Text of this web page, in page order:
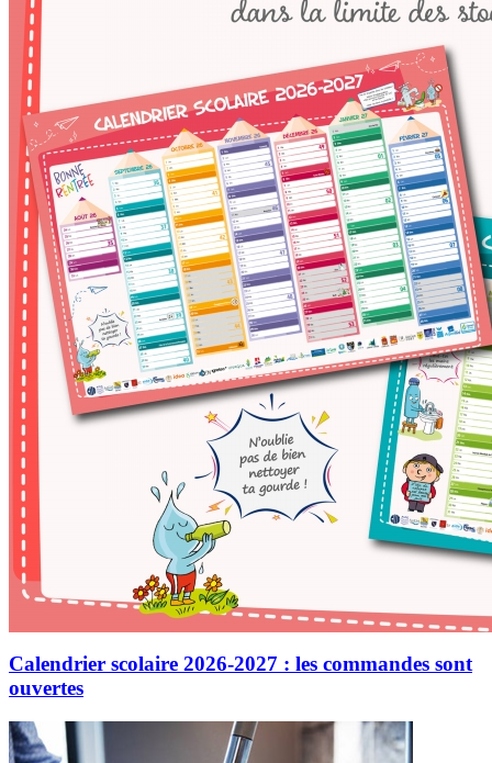
Calendrier scolaire 2026-2027 : les commandes sont
ouvertes